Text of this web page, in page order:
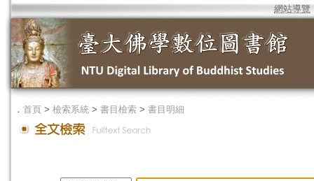
網站導覽
． 首頁 > 檢索系統 > 書目檢索 > 書目明細